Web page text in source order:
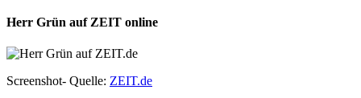
Herr Grün auf ZEIT online
Screenshot- Quelle: ZEIT.de